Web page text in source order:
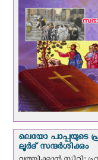
ലെയോ പാപ്പയുടെ
ലൂര്‍ദ് സന്ദര്‍ശിക്കും